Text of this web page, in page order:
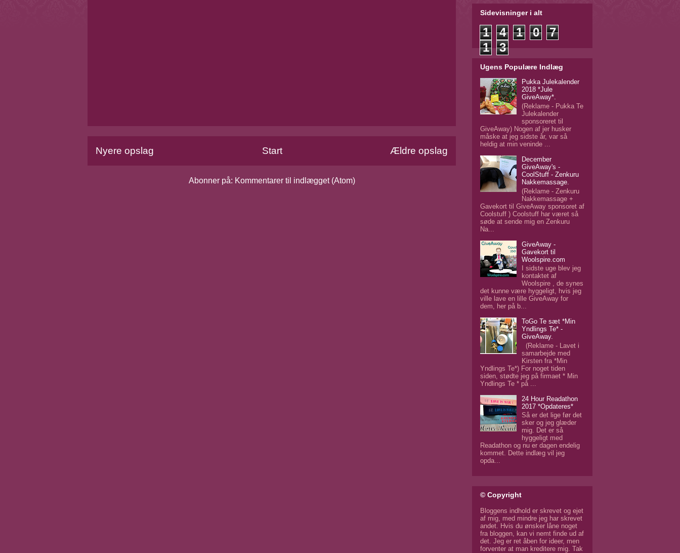
Nyere opslag Ældre opslag
Start
Abonner på: Kommentarer til indlægget (Atom)
Sidevisninger i alt
1 4 1 0
7
1
3
Ugens Populære Indlæg
Pukka Julekalender
2018 *Jule
GiveAway*.
(Reklame - Pukka Te
Julekalender
sponsoreret til
GiveAway) Nogen af jer husker
måske at jeg sidste år, var så
heldig at min veninde ...
December
GiveAway's -
CoolStuff - Zenkuru
Nakkemassage.
(Reklame - Zenkuru
Nakkemassage +
Gavekort til GiveAway sponsoret af
Coolstuff ) Coolstuff har været så
søde at sende mig en Zenkuru
Na...
GiveAway -
Gavekort til
Woolspire.com
I sidste uge blev jeg
kontaktet af
Woolspire , de synes
det kunne være hyggeligt, hvis jeg
ville lave en lille GiveAway for
dem, her på b...
ToGo Te sæt *Min
Yndlings Te* -
GiveAway.
(Reklame - Lavet i
samarbejde med
Kirsten fra *Min
Yndlings Te*) For noget tiden
siden, stødte jeg på firmaet * Min
Yndlings Te * på ...
24 Hour Readathon
2017 *Opdateres*
Så er det lige før det
sker og jeg glæder
mig. Det er så
hyggeligt med
Readathon og nu er dagen endelig
kommet. Dette indlæg vil jeg
opda...
© Copyright
Bloggens indhold er skrevet og ejet
af mig, med mindre jeg har skrevet
andet. Hvis du ønsker låne noget
fra bloggen, kan vi nemt finde ud af
det. Jeg er ret åben for ideer, men
forventer at man kreditere mig. Tak